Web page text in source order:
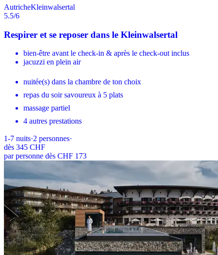
AutricheKleinwalsertal
5.5/6
Respirer et se reposer dans le Kleinwalsertal
bien-être avant le check-in & après le check-out inclus
jacuzzi en plein air
nuitée(s) dans la chambre de ton choix
repas du soir savoureux à 5 plats
massage partiel
4 autres prestations
1-7 nuits·2 personnes·
dès 345 CHF
par personne dès CHF 173